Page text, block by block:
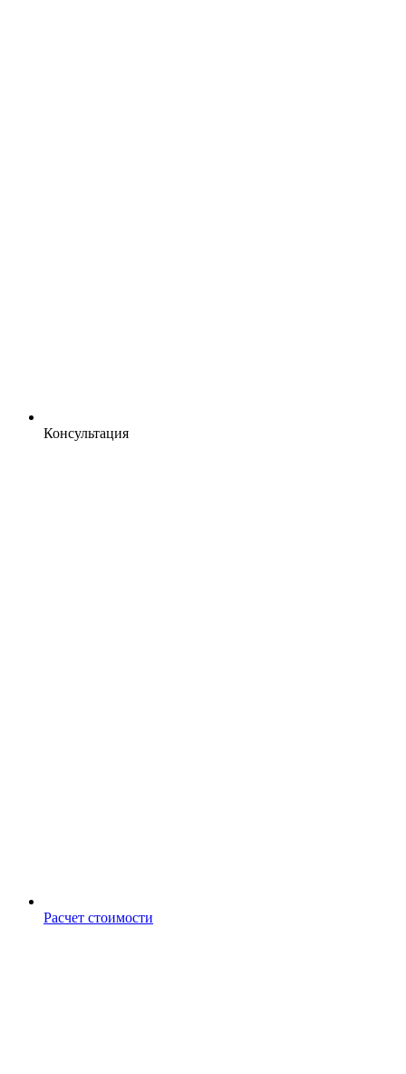
Консультация
Расчет стоимости